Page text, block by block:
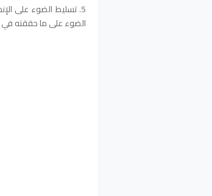
5. تسليط الضوء على
الضوء على ما حققته